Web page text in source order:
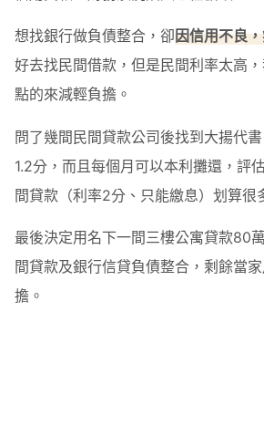
想找銀行做負債整合，卻因信用不良
好去找民間借款，但是民間利率太高
點的來減輕負擔。
問了幾間民間貸款公司後找到大揚代
1.2分，而且每個月可以本利攤還，評
間貸款（利率2分、只能繳息）划算很
最後決定用名下一間三樓公寓貸款80
間貸款及銀行信貸負債整合，剩餘當
擔。